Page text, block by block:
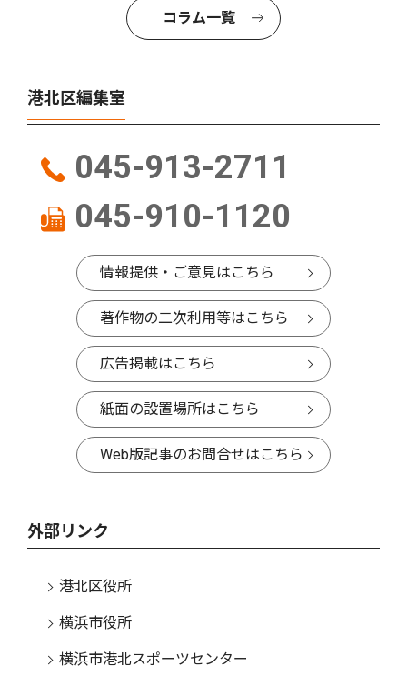
コラム一覧
港北区編集室
045-913-2711
045-910-1120
情報提供・ご意見はこちら
著作物の二次利用等はこちら
広告掲載はこちら
紙面の設置場所はこちら
Web版記事のお問合せはこちら
外部リンク
港北区役所
横浜市役所
横浜市港北スポーツセンター